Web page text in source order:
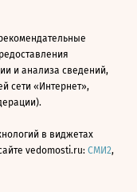
и анализа сведений,
сети «Интернет»,
в виджетах
vedomosti.ru: СМИ2,